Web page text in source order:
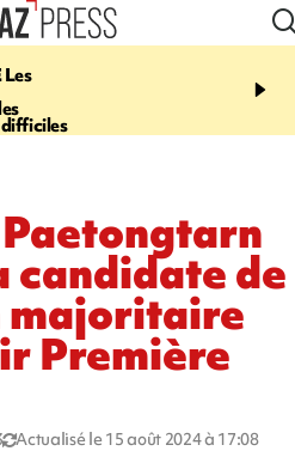
Les
06:58
la Corniche, Cascade
candidate de
Première
Actualisé le 15 août 2024 à 17:08